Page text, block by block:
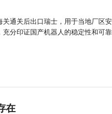
通关后出口瑞士，用于当地厂区
分印证国产机器人的稳定性和可
在